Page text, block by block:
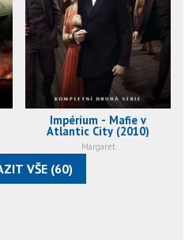
Impérium - Mafie v
Atlantic City (2010)
Margaret
VŠE (60)